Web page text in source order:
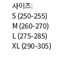
사이즈:
S (250-255)
M (260-270)
L (275-285)
XL (290-305)